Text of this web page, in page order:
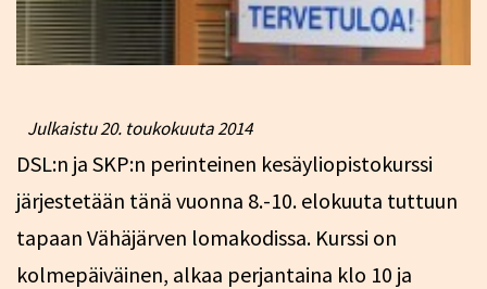
Julkaistu20. toukokuuta 2014
DSL:n ja SKP:n perinteinen kesäyliopistokurssi
järjestetään tänä vuonna 8.-10. elokuuta tuttuun
tapaan Vähäjärven lomakodissa. Kurssi on
kolmepäiväinen, alkaa perjantaina klo 10 ja